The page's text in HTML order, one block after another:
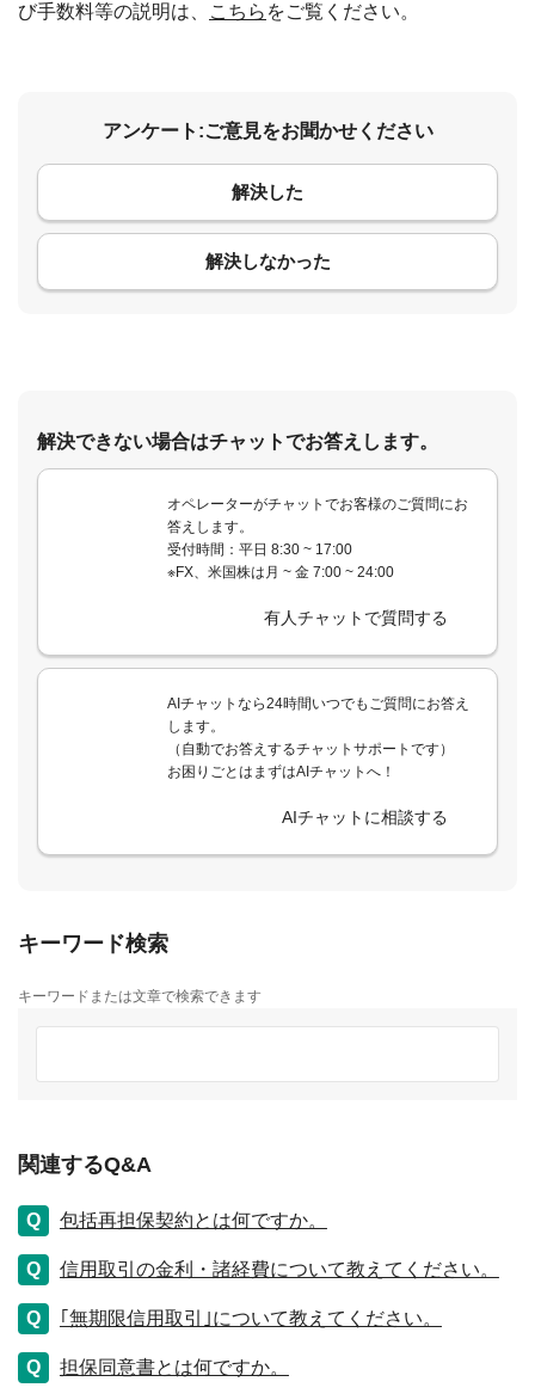
び手数料等の説明は、
こちら をご覧ください。
アンケート:ご意見をお聞かせください
解決した
解決しなかった
コメント
解決できない場合はチャットでお答えします。
オペレーターがチャットでお客様のご質問にお
答えします。
受付時間：平日 8:30 ~ 17:00
※FX、米国株は月 ~ 金 7:00 ~ 24:00
有人チャットで質問する
AIチャットなら24時間いつでもご質問にお答え
します。
（自動でお答えするチャットサポートです）
お困りごとはまずはAIチャットへ！
AIチャットに相談する
キーワード検索
キーワードまたは文章で検索できます
関連するQ&A
包括再担保契約とは何ですか。
信用取引の金利・諸経費について教えてください。
｢無期限信用取引｣について教えてください。
担保同意書とは何ですか。